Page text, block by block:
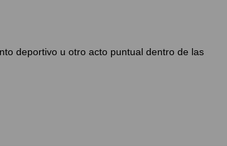
deportivo u otro acto puntual dentro de las